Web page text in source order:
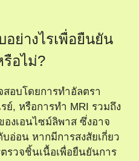
ย่างไรเพื่อยืนยัน
อไม่?
อบโดยการทำอัลตรา
ย์, หรือการทำ MRI รวมถึง
องเอนไซม์ลิพาส ซึ่งอาจ
อ่อน หากมีการสงสัยเกี่ยว
รวจชิ้นเนื้อเพื่อยืนยันการ